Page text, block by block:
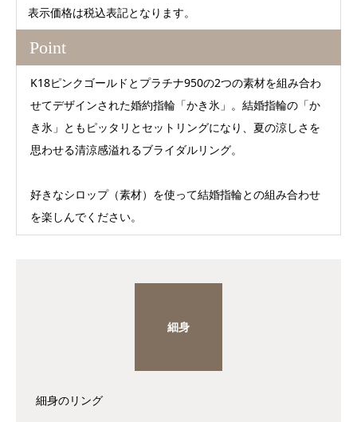
表示価格は税込表記となります。
Point
K18ピンクゴールドとプラチナ950の2つの素材を組み合わ
せてデザインされた婚約指輪「かき氷」。結婚指輪の「か
き氷」ともピッタリとセットリングになり、夏の涼しさを
思わせる清涼感溢れるブライダルリング。
好きなシロップ（素材）を使って結婚指輪との組み合わせ
を楽しんでください。
細身
細身のリング